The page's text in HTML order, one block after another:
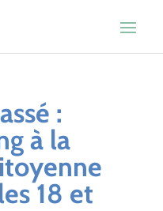
:
à la
18 et